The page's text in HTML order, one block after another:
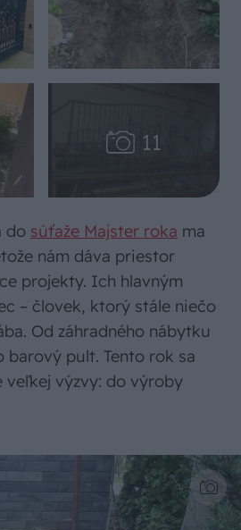
do súťaže Majster roka ma
nám dáva priestor
projekty. Ich hlavným
– človek, ktorý stále niečo
Od záhradného nábytku
barový pult. Tento rok sa
výzvy: do výroby